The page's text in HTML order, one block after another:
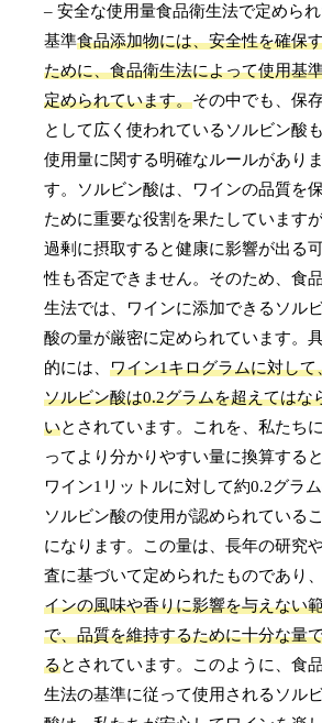
– 安全な使用量食品衛生法で定められ
基準食品添加物には、安全性を確保
ために、食品衛生法によって使用基
定められています。その中でも、保
として広く使われているソルビン酸も
使用量に関する明確なルールがありま
す。ソルビン酸は、ワインの品質を
ために重要な役割を果たしていますが
過剰に摂取すると健康に影響が出る
性も否定できません。そのため、食
生法では、ワインに添加できるソル
酸の量が厳密に定められています。
的には、ワイン1キログラムに対して
ソルビン酸は0.2グラムを超えてはな
いとされています。これを、私たち
ってより分かりやすい量に換算すると
ワイン1リットルに対して約0.2グラ
ソルビン酸の使用が認められている
になります。この量は、長年の研究
査に基づいて定められたものであり
インの風味や香りに影響を与えない
で、品質を維持するために十分な量
るとされています。このように、食
生法の基準に従って使用されるソル